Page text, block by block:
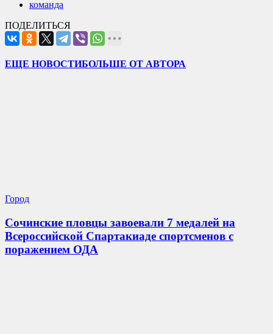
команда
ПОДЕЛИТЬСЯ
ЕЩЕ НОВОСТИБОЛЬШЕ ОТ АВТОРА
Город
Сочинские пловцы завоевали 7 медалей на
Всероссийской Спартакиаде спортсменов с
поражением ОДА